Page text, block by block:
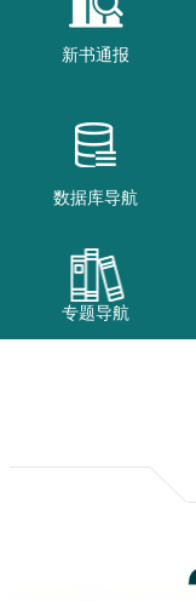
新书通报
数据库导航
专题导航